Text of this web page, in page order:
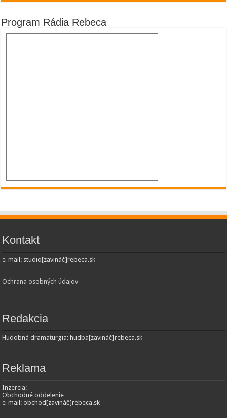
Program Rádia Rebeca
Kontakt
e-mail: studio[zavináč]rebeca.sk
Ochrana osobných údajov
Redakcia
Hudobná dramaturgia: hudba[zavináč]rebeca.sk
Reklama
Inzercia:
Obchodné oddelenie
e-mail: obchod[zavináč]rebeca.sk